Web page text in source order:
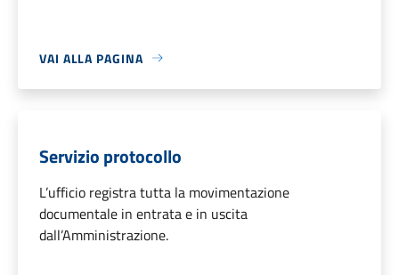
VAI ALLA PAGINA
Servizio protocollo
L’ufficio registra tutta la movimentazione
documentale in entrata e in uscita
dall’Amministrazione.